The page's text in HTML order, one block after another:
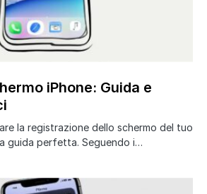
iPhone: Guida e
la registrazione dello schermo del tuo
guida perfetta. Seguendo i…